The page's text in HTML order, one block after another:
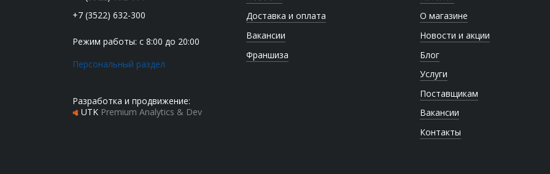
Доставка и оплата
Вакансии
Франшиза
О магазине
Новости и акции
Блог
Услуги
Поставщикам
Вакансии
Контакты
+7 (3522) 632-300
Режим работы: с 8:00 до 20:00
Персональный раздел
Разработка и продвижение:
UTK Premium Analytics & Dev